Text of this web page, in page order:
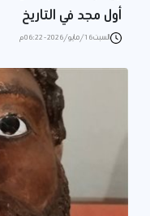
أول مجد في التاريخ
السبت 16/مايو/2026 - 06:22 م